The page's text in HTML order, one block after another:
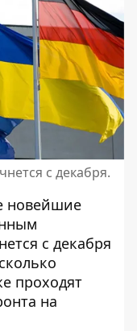
с декабря.
новейшие
с декабря
проходят
на